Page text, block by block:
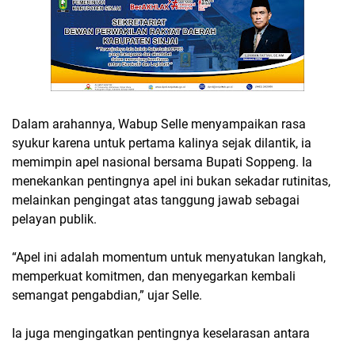
Dalam arahannya, Wabup Selle menyampaikan rasa
syukur karena untuk pertama kalinya sejak dilantik, ia
memimpin apel nasional bersama Bupati Soppeng. Ia
menekankan pentingnya apel ini bukan sekadar rutinitas,
melainkan pengingat atas tanggung jawab sebagai
pelayan publik.
“Apel ini adalah momentum untuk menyatukan langkah,
memperkuat komitmen, dan menyegarkan kembali
semangat pengabdian,” ujar Selle.
Ia juga mengingatkan pentingnya keselarasan antara